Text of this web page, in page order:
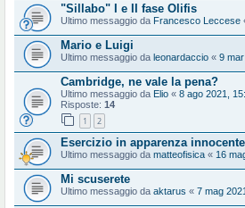
"Sillabo" I e II fase Olifis
Ultimo messaggio da Francesco Leccese
Mario e Luigi
Ultimo messaggio da leonardaccio « 9
Cambridge, ne vale la pena?
Ultimo messaggio da Elio « 8 ago 2021,
Risposte: 14
1 2
Esercizio in apparenza
Ultimo messaggio da matteofisica « 16
Mi scuserete
Ultimo messaggio da aktarus « 7 mag